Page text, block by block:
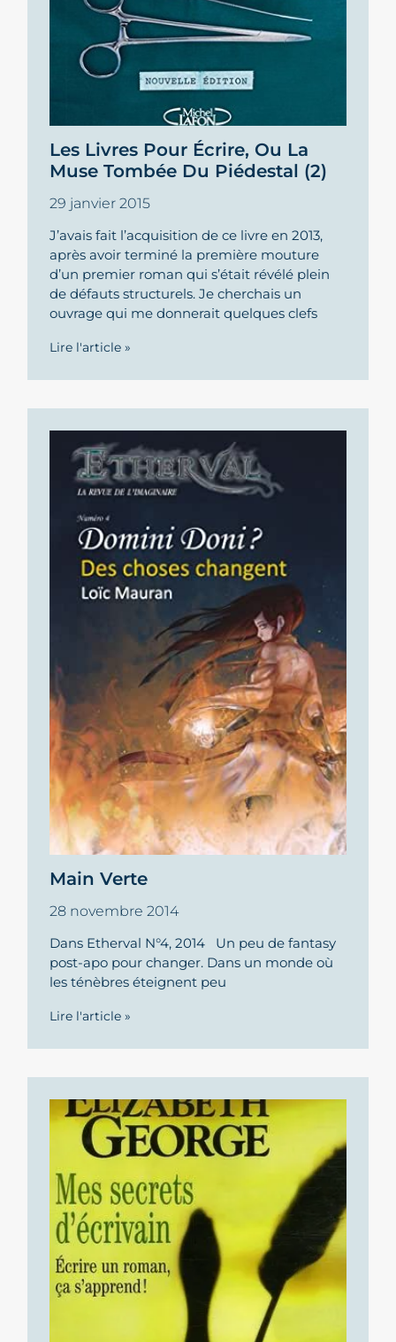
Les Livres Pour Écrire, Ou La
Muse Tombée Du Piédestal (2)
29 janvier 2015
J’avais fait l’acquisition de ce livre en 2013,
après avoir terminé la première mouture
d’un premier roman qui s’était révélé plein
de défauts structurels. Je cherchais un
ouvrage qui me donnerait quelques clefs
Lire l'article »
Main Verte
28 novembre 2014
Dans Etherval N°4, 2014 Un peu de fantasy
post-apo pour changer. Dans un monde où
les ténèbres éteignent peu
Lire l'article »